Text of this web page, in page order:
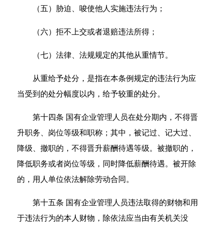
（五）胁迫、唆使他人实施违法行为；
（六）拒不上交或者退赔违法所得；
（七）法律、法规规定的其他从重情节。
从重给予处分，是指在本条例规定的违法行为应
当受到的处分幅度以内，给予较重的处分。
第十四条 国有企业管理人员在处分期内，不得晋
升职务、岗位等级和职称；其中，被记过、记大过、
降级、撤职的，不得晋升薪酬待遇等级。被撤职的，
降低职务或者岗位等级，同时降低薪酬待遇。被开除
的，用人单位依法解除劳动合同。
第十五条 国有企业管理人员违法取得的财物和用
于违法行为的本人财物，除依法应当由有关机关没